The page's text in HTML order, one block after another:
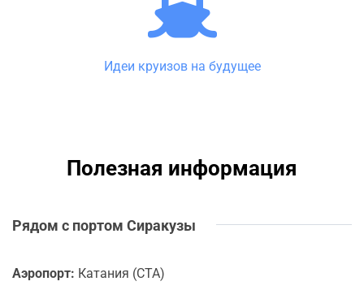
Идеи круизов на будущее
Полезная информация
Рядом с портом Сиракузы
Аэропорт: Катания (CTA)